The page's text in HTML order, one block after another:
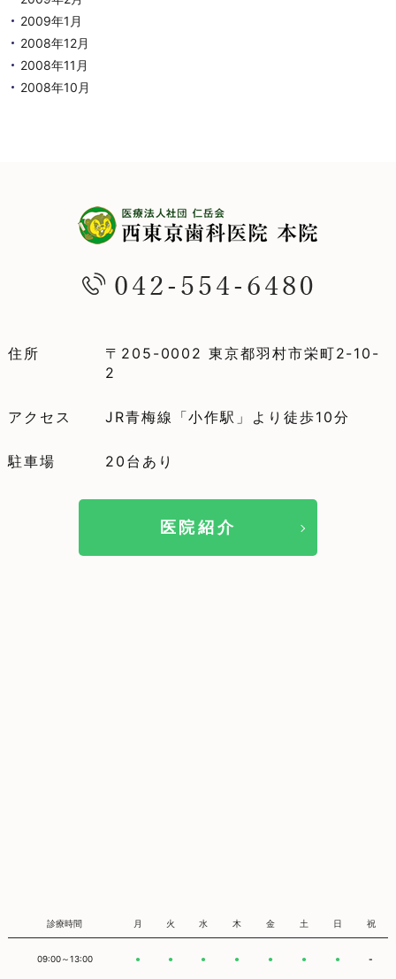
2009年1月
2008年12月
2008年11月
2008年10月
住所
〒205-0002 東京都羽村市栄町2-10-
2
アクセス JR青梅線「小作駅」より徒歩10分
駐車場 20台あり
医院紹介
診療時間 月 火 水 木 金 土 日 祝
09:00～13:00 ● ● ● ● ● ● ● -